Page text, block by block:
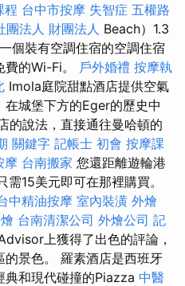
程 台中市按摩 失智症 五權路
團法人 財團法人 Beach）1.3
個裝有空調住宿的空調住宿
的Wi-Fi。 戶外婚禮 按摩執
Imola庭院甜點酒店提供空氣
城堡下方的Eger的歷史中
的說法，直接通往曼哈頓的
關鍵字 記帳士 初會 按摩課
摩 台南搬家 您還距離遊輪港
15美元即可在那裡購買。
中精油按摩 室內裝潢 外燴
台南清潔公司 外燴公司 記
上獲得了出色的評論，
景色。 羅素酒店是西班牙
典和現代碰撞的Piazza 中醫